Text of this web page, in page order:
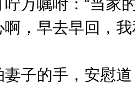
万嘱咐：“当家
，早去早回，
妻子的手，安慰